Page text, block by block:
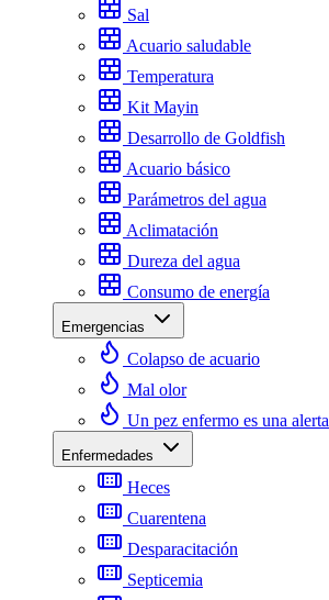
Sal
Acuario saludable
Temperatura
Kit Mayin
Desarrollo de Goldfish
Acuario básico
Parámetros del agua
Aclimatación
Dureza del agua
Consumo de energía
Emergencias
Colapso de acuario
Mal olor
Un pez enfermo es una alerta
Enfermedades
Heces
Cuarentena
Desparacitación
Septicemia